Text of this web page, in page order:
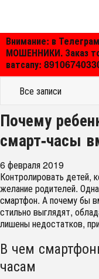
Внимание: в
МОШЕННИКИ. Заказ
ватсапу:
Все записи
Почему
смарт-часы
6 февраля 2019
Контролировать детей,
желание родителей.
смартфон. А почему бы
стильно выглядят,
лишены недостатков,
В чем
часам